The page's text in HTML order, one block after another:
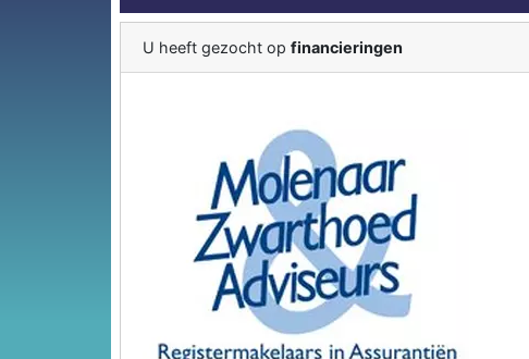
U heeft gezocht op financieringen